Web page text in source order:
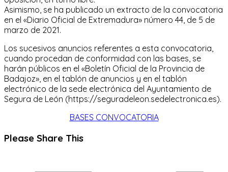
Asimismo, se ha publicado un extracto de la convocatoria
en el «Diario Oficial de Extremadura» número 44, de 5 de
marzo de 2021.
Los sucesivos anuncios referentes a esta convocatoria,
cuando procedan de conformidad con las bases, se
harán públicos en el «Boletín Oficial de la Provincia de
Badajoz», en el tablón de anuncios y en el tablón
electrónico de la sede electrónica del Ayuntamiento de
Segura de León (https://seguradeleon.sedelectronica.es).
BASES CONVOCATORIA
Please Share ThisCompartir